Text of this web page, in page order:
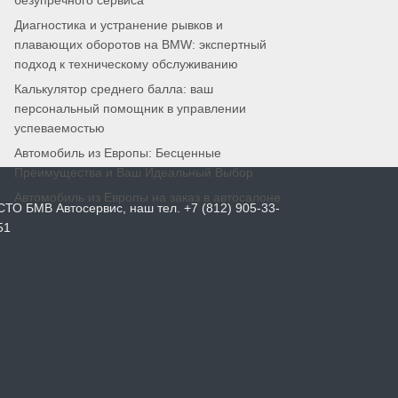
Диагностика и устранение рывков и
плавающих оборотов на BMW: экспертный
подход к техническому обслуживанию
Калькулятор среднего балла: ваш
персональный помощник в управлении
успеваемостью
Автомобиль из Европы: Бесценные
Преимущества и Ваш Идеальный Выбор
Автомобиль из Европы на заказ в автосалоне
БМВ Автосервис, наш тел. +7 (812) 905-33-